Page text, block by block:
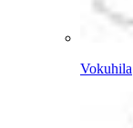
Vokuhila